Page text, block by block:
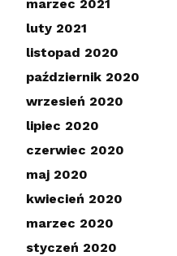
marzec 2021
luty 2021
listopad 2020
październik 2020
wrzesień 2020
lipiec 2020
czerwiec 2020
maj 2020
kwiecień 2020
marzec 2020
styczeń 2020